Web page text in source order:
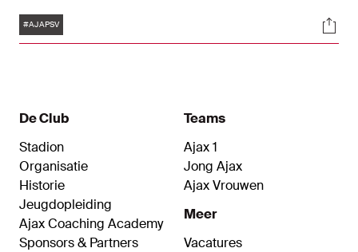
Cruijff ArenA. De oefenmeester gaf een korte
update over de ziekenboeg, liet zich kort uit over
Tags
#AJAPSV
De Club
Stadion
Organisatie
Historie
Jeugdopleiding
Ajax Coaching Academy
Sponsors & Partners
Teams
Ajax 1
Jong Ajax
Ajax Vrouwen
Meer
Vacatures